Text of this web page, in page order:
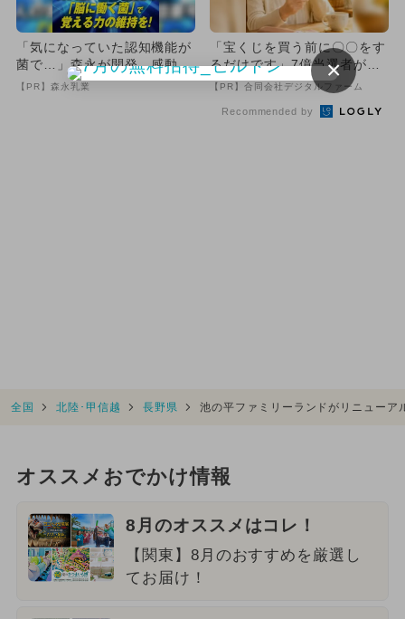
「気になっていた認知機能が
菌で…」森永が開発。感動の
70代続出
【PR】森永乳業
「宝くじを買う前に〇〇をす
るだけです」7億当選者が続
出【PR】合同会社デジタルファーム
Recommended by
全国 北陸･甲信越 長野県 池の平ファミリーランドがリニュー
オススメおでかけ情報
8月のオススメはコレ！
【関東】8月のおすすめを厳選し
てお届け！
×